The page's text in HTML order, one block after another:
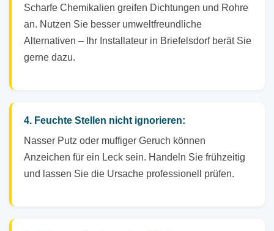
Scharfe Chemikalien greifen Dichtungen und Rohre
an. Nutzen Sie besser umweltfreundliche
Alternativen – Ihr Installateur in Briefelsdorf berät Sie
gerne dazu.
4. Feuchte Stellen nicht ignorieren:
Nasser Putz oder muffiger Geruch können
Anzeichen für ein Leck sein. Handeln Sie frühzeitig
und lassen Sie die Ursache professionell prüfen.